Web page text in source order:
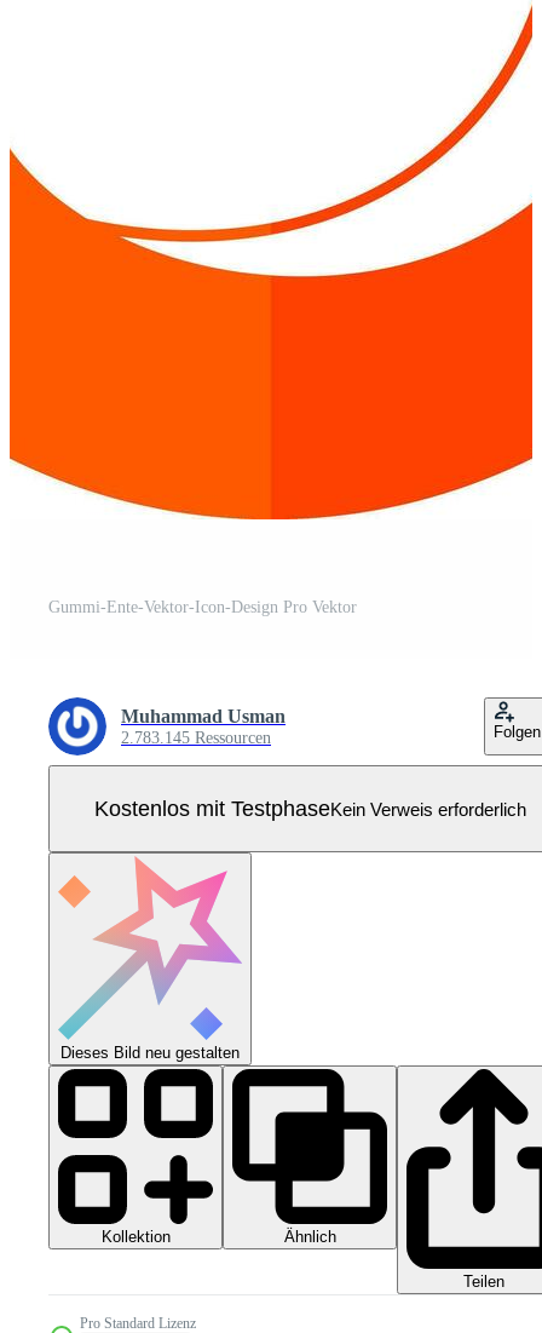
Gummi-Ente-Vektor-Icon-Design Pro Vektor
Muhammad Usman
2.783.145 Ressourcen Folgen
Kostenlos mit TestphaseKein Verweis erforderlich
Dieses Bild neu gestalten
Kollektion Ähnlich
Teilen
Pro Standard Lizenz